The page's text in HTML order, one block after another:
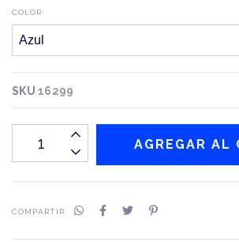
COLOR
SKU16299
COMPARTIR